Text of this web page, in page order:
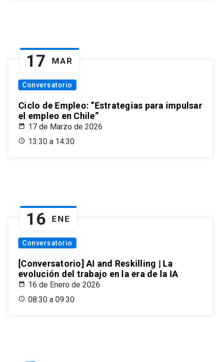
17 MAR
Conversatorio
Ciclo de Empleo: “Estrategias para impulsar
el empleo en Chile”
17 de Marzo de 2026
13:30 a 14:30
16 ENE
Conversatorio
[Conversatorio] AI and Reskilling | La
evolución del trabajo en la era de la IA
16 de Enero de 2026
08:30 a 09:30